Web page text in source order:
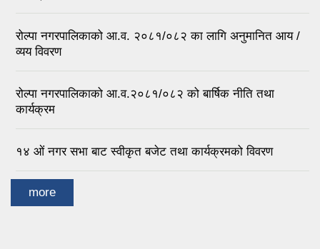
रोल्पा नगरपालिकाको आ.व. २०८१/०८२ का लागि अनुमानित आय /
व्यय विवरण
रोल्पा नगरपालिकाको आ.व.२०८१/०८२ को बार्षिक नीति तथा
कार्यक्रम
१४ ओं नगर सभा बाट स्वीकृत बजेट तथा कार्यक्रमको विवरण
more